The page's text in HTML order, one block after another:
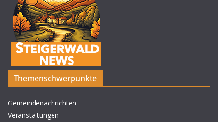
Themenschwerpunkte
Gemeindenachrichten
Veranstaltungen